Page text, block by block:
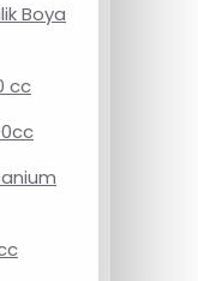
Boya
cc